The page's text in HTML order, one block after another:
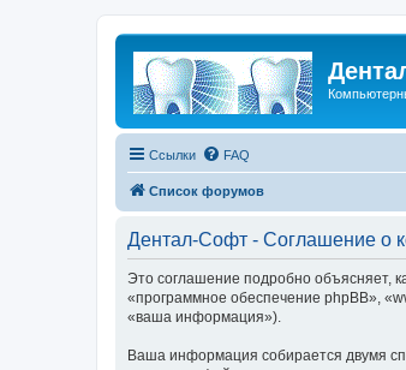
Ссылки FAQ
Список форумов
Дентал-Софт - Соглашение о
Это соглашение подробно объясняет,
«программное обеспечение phpBB»,
«ваша информация»).
Ваша информация собирается двумя